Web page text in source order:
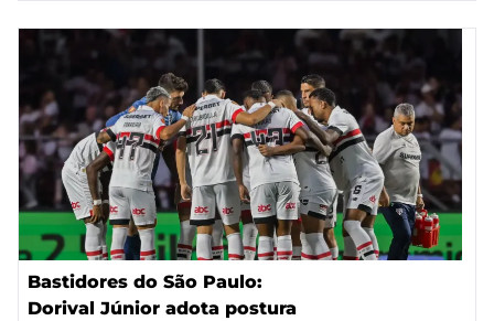
Bastidores do São Paulo:
Dorival Júnior adota postura